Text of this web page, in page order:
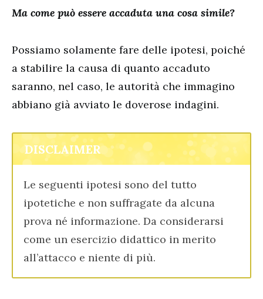
Ma come può essere accaduta una cosa simile?
Possiamo solamente fare delle ipotesi, poiché
a stabilire la causa di quanto accaduto
saranno, nel caso, le autorità che immagino
abbiano già avviato le doverose indagini.
DISCLAIMER
Le seguenti ipotesi sono del tutto
ipotetiche e non suffragate da alcuna
prova né informazione. Da considerarsi
come un esercizio didattico in merito
all’attacco e niente di più.